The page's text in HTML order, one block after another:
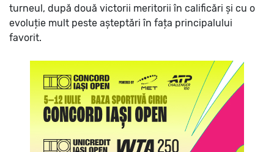
turneul, după două victorii meritorii în calificări și cu o
evoluție mult peste așteptări în fața principalului
favorit.